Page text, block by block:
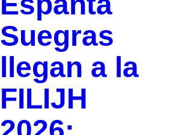
Suegras
llegan a la
FILIJH